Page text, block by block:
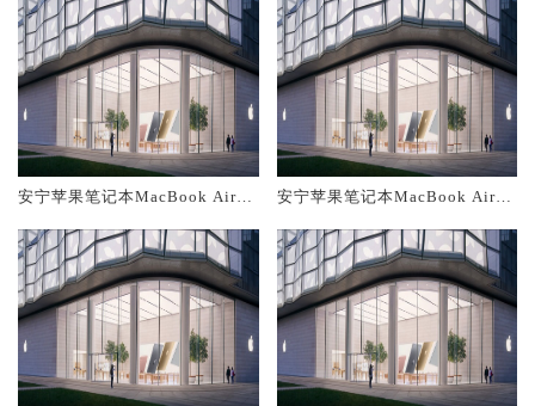
安宁苹果笔记本MacBook Air换
安宁苹果笔记本MacBook Air换